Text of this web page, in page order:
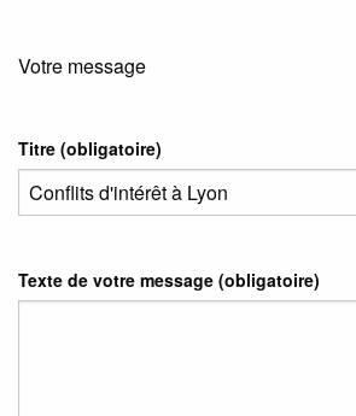
Votre message
Titre (obligatoire)
Texte de votre message (obligatoire)